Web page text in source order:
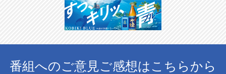
番組へのご意見ご感想はこちらから